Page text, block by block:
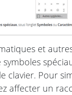
et
clavier. Pour
affecter un